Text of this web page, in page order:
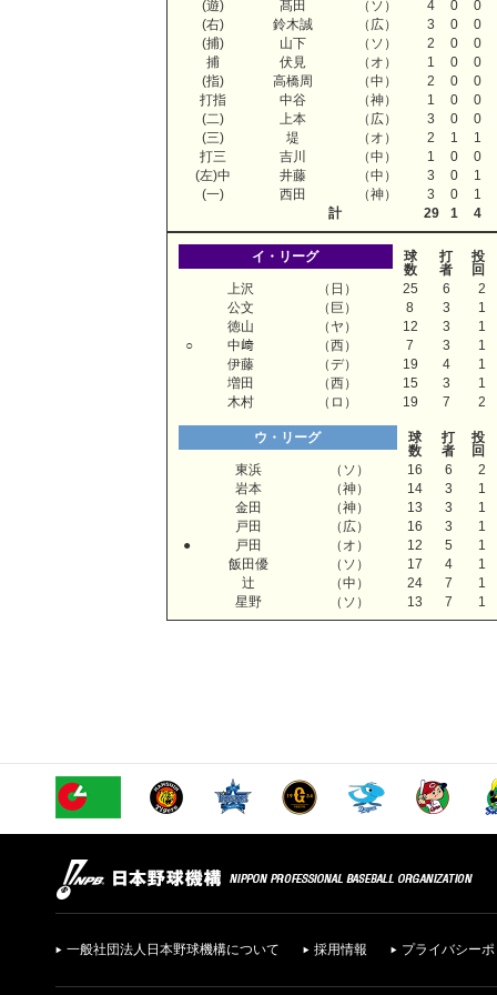
(遊)
髙田 （ソ） 4 0
0
(右)
鈴木誠 （広） 3 0
0
(捕)
山下 （ソ） 2 0
0
捕
伏見 （オ） 1 0
0
(指)
高橋周 （中） 2 0
0
打指
中谷 （神） 1 0
0
(二)
上本 （広） 3 0
0
(三)
堤 （オ） 2 1
1
打三
吉川 （中） 1 0
0
(左)中
井藤 （中） 3 0
1
(一)
西田 （神） 3 0
1
計
29 1 4
イ・リーグ
球
数
打
者
投
回
上沢
（日） 25 6
2
公文
（巨） 8 3
1
徳山
（ヤ） 12 3
1
○
中﨑 （西） 7 3
1
伊藤
（デ） 19 4
1
増田
（西） 15 3
1
木村
（ロ） 19 7 2
ウ・リーグ
球
数
打
者
投
回
東浜
（ソ） 16 6
2
岩本
（神） 14 3
1
金田
（神） 13 3
1
戸田
（広） 16 3
1
●
戸田 （オ） 12 5
1
飯田優
（ソ） 17 4
1
辻
（中） 24 7
1
星野
（ソ） 13 7 1
一般社団法人日本野球機構について 採用情報 プライバシー